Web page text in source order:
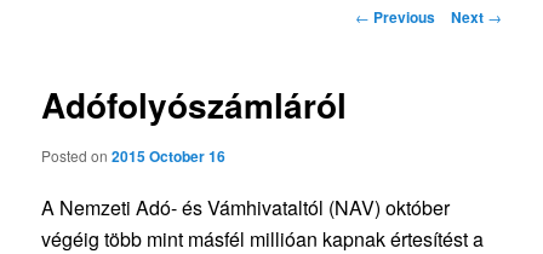
Post
← Previous Next →
Adófolyószámláról
Posted on2015 October 16
A Nemzeti Adó- és Vámhivataltól (NAV) október
végéig több mint másfél millióan kapnak értesítést a